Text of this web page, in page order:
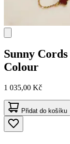
Sunny Cords
Colour
1 035,00 Kč
Přidat do košíku